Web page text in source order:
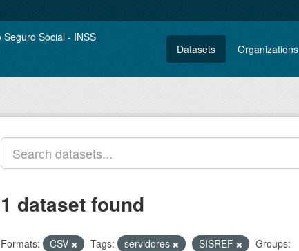
Datasets Organizations
1 dataset found
Formats: CSV Tags: servidores SISREF
Groups: